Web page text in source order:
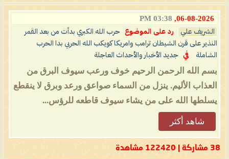
06-08-2026,
03:38 PM
الشريف علي رد على الموضوع
حرب الله الكبري بدأت من بعد القمر
النذير على قرن الشيطان ترامب وامريكا كويكب الله الحربي بدا الحرب
الشاملة
في جديد الأخبار والأحداث العاجلة
بسم الله الرحمن الرحيم خوف ورعب سيوف البرق من
العذاب الأليم. ينزل من السماء صواعق ورعد وبرق لا ينقطع
يسلطها الله على من يشاء سيوف قاطعه للرؤس...
شاهد أكثر
38 مشاركة | 122420 مشاهدة